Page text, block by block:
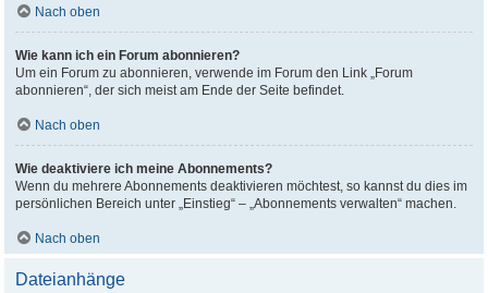
Nach oben
Wie kann ich ein Forum abonnieren?
Um ein Forum zu abonnieren, verwende im Forum den Link „Forum
abonnieren“, der sich meist am Ende der Seite befindet.
Nach oben
Wie deaktiviere ich meine Abonnements?
Wenn du mehrere Abonnements deaktivieren möchtest, so kannst du dies im
persönlichen Bereich unter „Einstieg“ – „Abonnements verwalten“ machen.
Nach oben
Dateianhänge